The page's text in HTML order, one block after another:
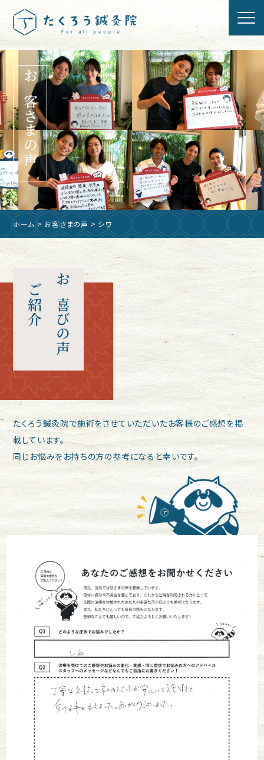
お客さまの声
ホーム > お客さまの声 > シワ
お喜びの声
ご紹介
たくろう鍼灸院で施術をさせていただいたお客様のご感想を掲
載しています。
同じお悩みをお持ちの方の参考になると幸いです。